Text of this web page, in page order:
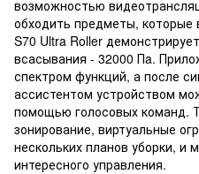
возможностью
обходить предметы, которые
S70 Ultra Roller
всасывания - 32000 Пa.
спектром функций, а после
ассистентом устройством
помощью голосовых команд.
зонирование, виртуальные
нескольких планов уборки, и
интересного управления.